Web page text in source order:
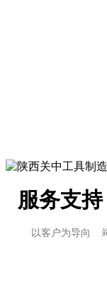
服务支持
以客户为导向